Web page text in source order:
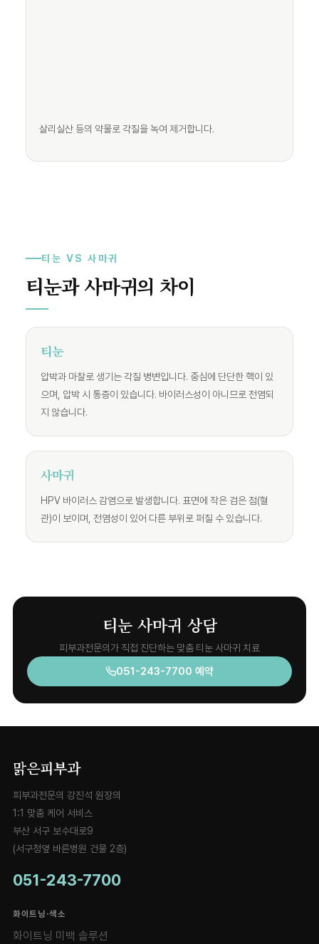
살리실산 등의 약물로 각질을 녹여 제거합니다.
티눈 VS 사마귀
티눈과 사마귀의 차이
티눈
압박과 마찰로 생기는 각질 병변입니다. 중심에 단단한 핵이 있
으며, 압박 시 통증이 있습니다. 바이러스성이 아니므로 전염되
지 않습니다.
사마귀
HPV 바이러스 감염으로 발생합니다. 표면에 작은 검은 점(혈
관)이 보이며, 전염성이 있어 다른 부위로 퍼질 수 있습니다.
티눈 사마귀 상담
피부과전문의가 직접 진단하는 맞춤 티눈 사마귀 치료
051-243-7700 예약
맑은피부과
피부과전문의 강진석 원장의
1:1 맞춤 케어 서비스
부산 서구 보수대로9
(서구청옆 바른병원 건물 2층)
051-243-7700
화이트닝·색소
화이트닝 미백 솔루션